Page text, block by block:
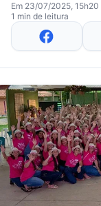
Em 23/07/2025, 15h20
1 min de leitura